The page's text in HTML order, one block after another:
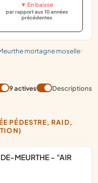
meurthe mortagne moselle/
▼ En baisse
par rapport aux 10 années
précédentes
9 actives
Descriptions